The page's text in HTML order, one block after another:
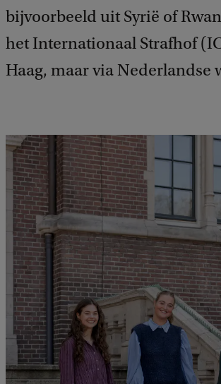
bijvoorbeeld uit Syrië of
het Internationaal Strafhof
Haag, maar via Nederlandse